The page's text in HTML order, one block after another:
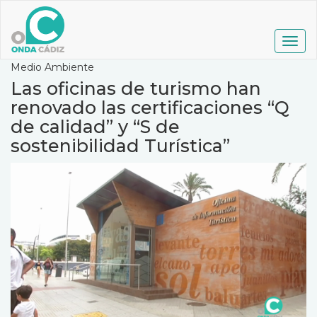
contenido
principal
Medio Ambiente
Las oficinas de turismo han
renovado las certificaciones “Q
de calidad” y “S de
sostenibilidad Turística”